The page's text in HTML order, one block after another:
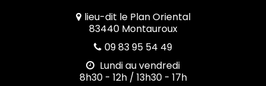
lieu-dit le Plan Oriental
83440 Montauroux
09 83 95 54 49
Lundi au vendredi
8h30 - 12h / 13h30 - 17h